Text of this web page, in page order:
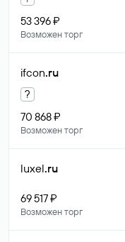
53 396 ₽
Возможен торг
ifcon.ru
?
70 868 ₽
Возможен торг
luxel.ru
69 517 ₽
Возможен торг